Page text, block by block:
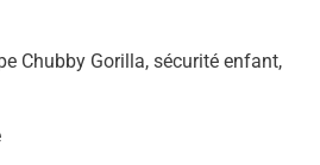
Chubby Gorilla, sécurité enfant,